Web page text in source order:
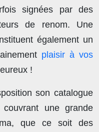
signées par des
de renom. Une
également un
plaisir à vos
!
son catalogue
couvrant une grande
que ce soit des